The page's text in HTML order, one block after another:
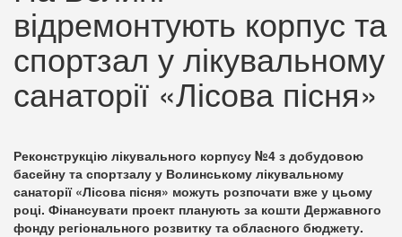
відремонтують корпус та
спортзал у лікувальному
санаторії «Лісова пісня»
Реконструкцію лікувального корпусу №4 з добудовою
басейну та спортзалу у Волинському лікувальному
санаторії «Лісова пісня» можуть розпочати вже у цьому
році. Фінансувати проект планують за кошти Державного
фонду регіонального розвитку та обласного бюджету.